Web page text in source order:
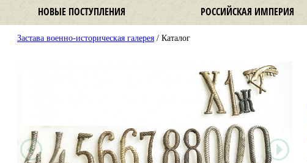
НОВЫЕ ПОСТУПЛЕНИЯ РОССИЙСКАЯ ИМПЕРИЯ
Застава военно-историческая галерея/ Каталог